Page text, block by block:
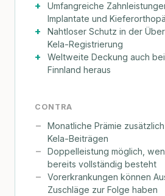
Umfangreiche
Implantate und
Nahtloser Schutz in der
Kela-Registrierung
Weltweite Deckung auch
Finnland heraus
CONTRA
Monatliche Prämie
Kela-Beiträgen
Doppelleistung möglich,
bereits vollständig besteht
Vorerkrankungen können
Zuschläge zur Folge haben